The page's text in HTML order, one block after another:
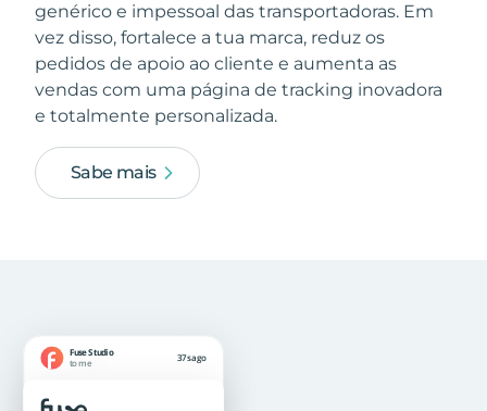
genérico e impessoal das transportadoras. Em
vez disso, fortalece a tua marca, reduz os
pedidos de apoio ao cliente e aumenta as
vendas com uma página de tracking inovadora
e totalmente personalizada.
Sabe mais